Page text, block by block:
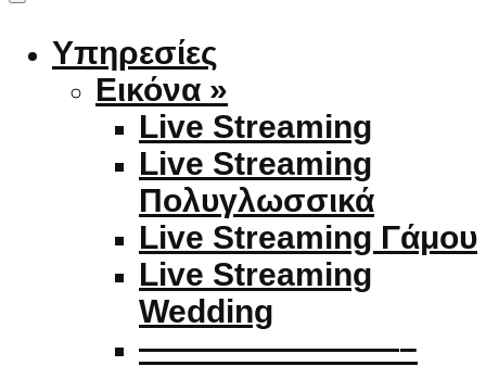
Υπηρεσίες
Εικόνα »
Live Streaming
Live Streaming
Πολυγλωσσικά
Live Streaming Γάμου
Live Streaming
Wedding
————————–